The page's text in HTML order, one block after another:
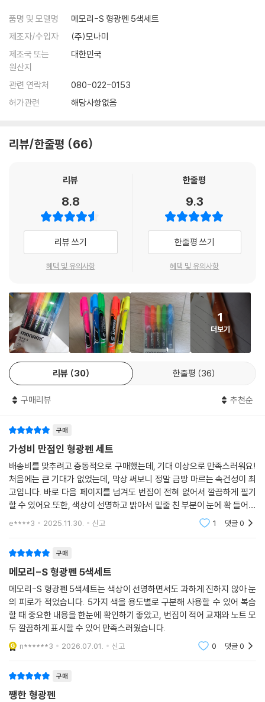
품명 및 모델명
메모리-S 형광펜 5색세트
제조자/수입자
(주)모나미
제조국 또는
원산지
대한민국
관련 연락처
080-022-0153
허가관련
해당사항없음
리뷰/한줄평 66
리뷰
8.8
리뷰 쓰기
혜택 및 유의사항
한줄평
9.3
한줄평 쓰기
혜택 및 유의사항
1
더보기
리뷰 30 한줄평 36
구매리뷰 추천순
구매
가성비 만점인 형광펜 세트
배송비를 맞추려고 충동적으로 구매했는데, 기대 이상으로 만족스러워요!
처음에는 큰 기대가 없었는데, 막상 써보니 정말 금방 마르는 속건성이 최
고입니다. 바로 다음 페이지를 넘겨도 번짐이 전혀 없어서 깔끔하게 필기
할 수 있어요.또한, 색상이 선명하고 밝아서 밑줄 친 부분이 눈에 확 들어와
공부 효율이 오르는 기분입니다. 저렴한 가격에 이렇게 좋은 품질의 형광
e****3 2025.11.30. 신고 1 댓글0
구매
메모리-S 형광펜 5색세트
메모리-S 형광펜 5색세트는 색상이 선명하면서도 과하게 진하지 않아 눈
의 피로가 적었습니다. 5가지 색을 용도별로 구분해 사용할 수 있어 복습
할 때 중요한 내용을 한눈에 확인하기 좋았고, 번짐이 적어 교재와 노트 모
두 깔끔하게 표시할 수 있어 만족스러웠습니다.
n******3 2026.07.01. 신고 0 댓글0
구매
쨍한 형광펜